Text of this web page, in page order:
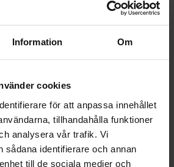
Information Om
cookies
för att anpassa innehållet
tillhandahålla funktioner
analysera vår trafik. Vi
sådana identifierare och annan
till de sociala medier och
för följande områden:
följande tillämpningsområden:
och korrosionsskydd
primer